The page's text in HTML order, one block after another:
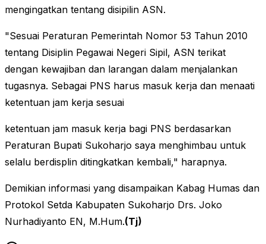
mengingatkan tentang disipilin ASN.
"Sesuai Peraturan Pemerintah Nomor 53 Tahun 2010
tentang Disiplin Pegawai Negeri Sipil, ASN terikat
dengan kewajiban dan larangan dalam menjalankan
tugasnya. Sebagai PNS harus masuk kerja dan menaati
ketentuan jam kerja sesuai
ketentuan jam masuk kerja bagi PNS berdasarkan
Peraturan Bupati Sukoharjo saya menghimbau untuk
selalu berdisplin ditingkatkan kembali," harapnya.
Demikian informasi yang disampaikan Kabag Humas dan
Protokol Setda Kabupaten Sukoharjo Drs. Joko
Nurhadiyanto EN, M.Hum.(Tj)